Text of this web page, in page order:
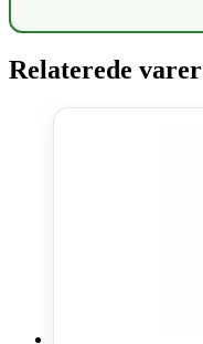
Relaterede varer